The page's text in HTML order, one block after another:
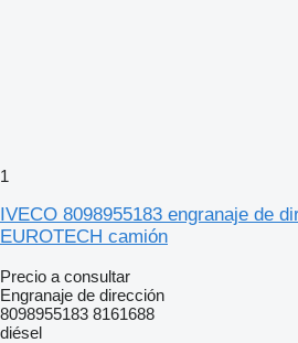
1
IVECO 8098955183 engranaje de
EUROTECH camión
Precio a consultar
Engranaje de dirección
8098955183 8161688
diésel